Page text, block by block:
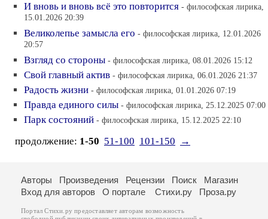
И вновь и вновь всё это повторится - философская лирика,
15.01.2026 20:39
Великолепье замысла его - философская лирика, 12.01.2026
20:57
Взгляд со стороны - философская лирика, 08.01.2026 15:12
Свой главный актив - философская лирика, 06.01.2026 21:37
Радость жизни - философская лирика, 01.01.2026 07:19
Правда единого силы - философская лирика, 25.12.2025 07:00
Парк состояний - философская лирика, 15.12.2025 22:10
продолжение: 1-50 51-100 101-150 →
Авторы Произведения Рецензии Поиск
Магазин
Вход для авторов
О портале Стихи.ру Проза.ру
Портал Стихи.ру предоставляет авторам возможность